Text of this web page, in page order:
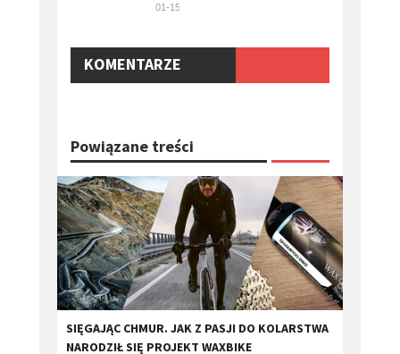
01-15
KOMENTARZE
Powiązane treści
​SIĘGAJĄC CHMUR. JAK Z PASJI DO KOLARSTWA
NARODZIŁ SIĘ PROJEKT WAXBIKE